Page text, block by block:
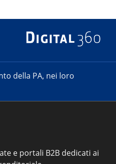
della PA, nei loro
e portali B2B dedicati ai